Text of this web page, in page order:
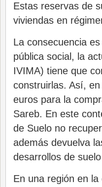
Estas reservas de
viviendas en
La consecuencia
pública social, la
IVIMA) tiene que
construirlas. Así,
euros para la
Sareb. En este
de Suelo no
además devuelva
desarrollos de
En una región en